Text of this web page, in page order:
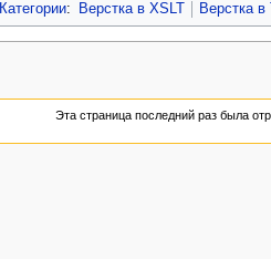
Категории: Верстка в XSLT Верстка в
Эта страница последний раз была